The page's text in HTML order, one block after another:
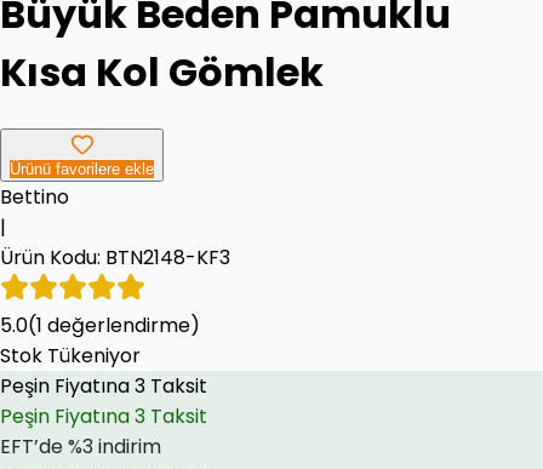
Büyük Beden Pamuklu
Kısa Kol Gömlek
Ürünü favorilere ekle
Bettino
|
Ürün Kodu: BTN2148-KF3
5.0(1 değerlendirme)
Stok Tükeniyor
EFT’de %3 indirim
Peşin Fiyatına 3 Taksit
EFT’de %3 indirim
Peşin Fiyatına 3 Taksit